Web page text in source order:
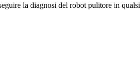
la diagnosi del robot pulitore in